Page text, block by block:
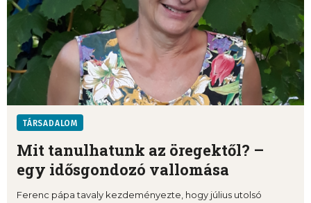
TÁRSADALOM
Mit tanulhatunk az öregektől? –
egy idősgondozó vallomása
Ferenc pápa tavaly kezdeményezte, hogy július utolsó